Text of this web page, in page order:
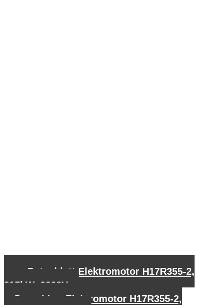
Datenblatt Elektromotor H17R355-2,
315kW, 6000V
Datenblatt Elektromotor H17R355-2,